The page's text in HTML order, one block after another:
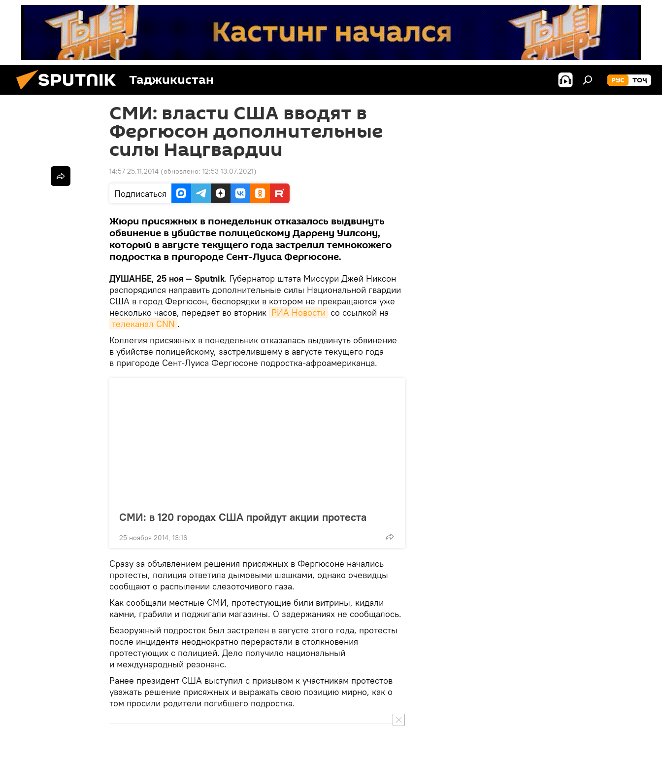
Таджикистан РУС ТОҶ
СМИ: власти США вводят в
Фергюсон дополнительные
силы Нацгвардии
14:57 25.11.2014 (обновлено: 12:53 13.07.2021)
Подписаться
Жюри присяжных в понедельник отказалось выдвинуть
обвинение в убийстве полицейскому Даррену Уилсону,
который в августе текущего года застрелил темнокожего
подростка в пригороде Сент-Луиса Фергюсоне.
ДУШАНБЕ, 25 ноя — Sputnik. Губернатор штата Миссури Джей Никсон
распорядился направить дополнительные силы Национальной гвардии
США в город Фергюсон, беспорядки в котором не прекращаются уже
несколько часов, передает во вторник РИА Новости со ссылкой на
телеканал CNN .
Коллегия присяжных в понедельник отказалась выдвинуть обвинение
в убийстве полицейскому, застрелившему в августе текущего года
в пригороде Сент-Луиса Фергюсоне подростка-афроамериканца.
СМИ: в 120 городах США пройдут акции протеста
25 ноября 2014, 13:16
Сразу за объявлением решения присяжных в Фергюсоне начались
протесты, полиция ответила дымовыми шашками, однако очевидцы
сообщают о распылении слезоточивого газа.
Как сообщали местные СМИ, протестующие били витрины, кидали
камни, грабили и поджигали магазины. О задержаниях не сообщалось.
Безоружный подросток был застрелен в августе этого года, протесты
после инцидента неоднократно перерастали в столкновения
протестующих с полицией. Дело получило национальный
и международный резонанс.
Ранее президент США выступил с призывом к участникам протестов
уважать решение присяжных и выражать свою позицию мирно, как о
том просили родители погибшего подростка.